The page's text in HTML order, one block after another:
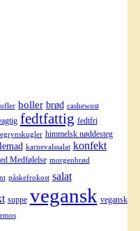
boller brød cashewost
fedtfattig fedtfri
himmelsk nøddesteg
karnevalssalat konfekt
Medfølelse morgenbrød
påskefrokost salat
suppe vegansk vegansk